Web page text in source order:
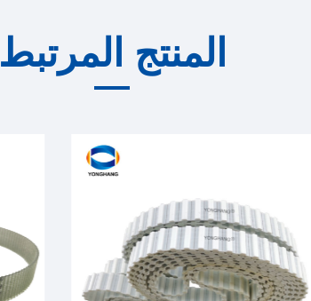
المنتج المرتبط